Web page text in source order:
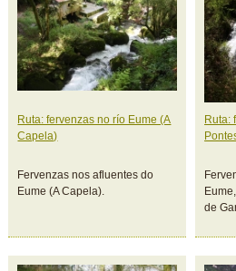
Ruta: fervenzas no río Eume (A
Capela)
Fervenzas nos afluentes do
Eume (A Capela).
Ruta:
de